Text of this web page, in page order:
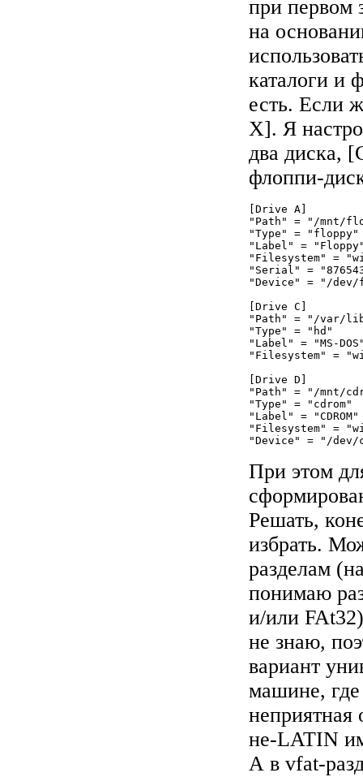
при первом
на
каталоги и
есть. Если
X]. Я
два диска,
флоппи-
[Drive A]
"Path" = "/mnt/
"Type" = "floppy"
"Label" =
"Filesystem" =
"Serial" =
"Device" = "/dev/
[Drive C]
"Path" = "/var/
"Type" = "hd"
"Label" = "MS-
"Filesystem" =
[Drive D]
"Path" = "/mnt/
"Type" = "cdrom"
"Label" = "CDROM"
"Filesystem" =
При этом
Решать,
избрать.
разделам
понимаю
и/или
не знаю,
вариант
машине,
неприятная
не-LATIN
А в vfat-